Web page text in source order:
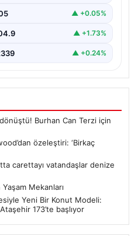
▲ +0.05%
▲ +1.73%
▲ +0.24%
Burhan Can Terzi için
özeleştiri: ‘Birkaç
carettayı vatandaşlar denize
Mekanları
Yeni Bir Konut Modeli:
173’te başlıyor